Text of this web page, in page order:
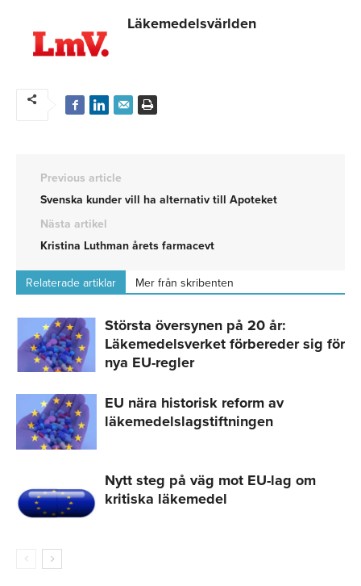
Läkemedelsvärlden
Previous article
Svenska kunder vill ha alternativ till Apoteket
Nästa artikel
Kristina Luthman årets farmacevt
Relaterade artiklar Mer från skribenten
Största översynen på 20 år:
Läkemedelsverket förbereder sig för
nya EU-regler
EU nära historisk reform av
läkemedelslagstiftningen
Nytt steg på väg mot EU-lag om
kritiska läkemedel